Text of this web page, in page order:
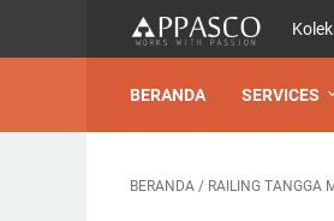
BERANDA SERVICES
BERANDA / RAILING TANGGA